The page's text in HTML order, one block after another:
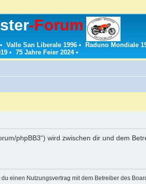
-Forum
• Valle San Liberale 1996 • Raduno Mondiale
• 75 Jahre Feier 2024•
phpBB3“) wird zwischen dir und dem
einen Nutzungsvertrag mit dem Betreiber des